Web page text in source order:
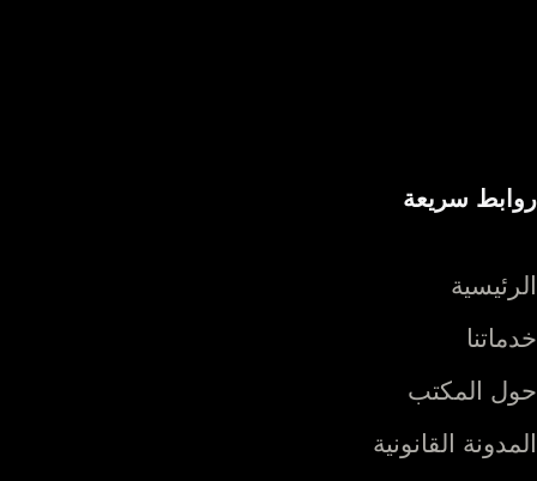
روابط سريعة
الرئيسية
خدماتنا
حول المكتب
المدونة القانونية